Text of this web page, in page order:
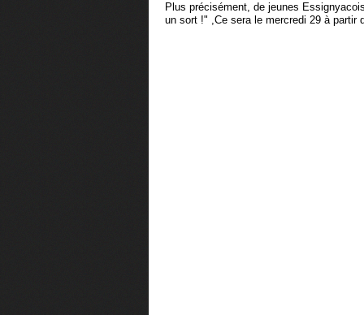
Plus précisément, de jeunes
un sort !" ,Ce sera le mercredi 29 à partir